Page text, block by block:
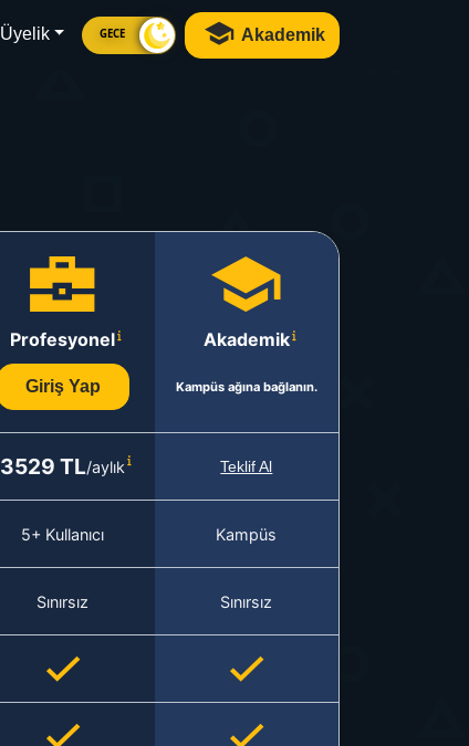
Üyelik GECE Akademik
Profesyonel
Giriş Yap
Akademik
Kampüs ağına bağlanın.
3529 TL/aylık Teklif Al
5+ Kullanıcı Kampüs
Sınırsız Sınırsız